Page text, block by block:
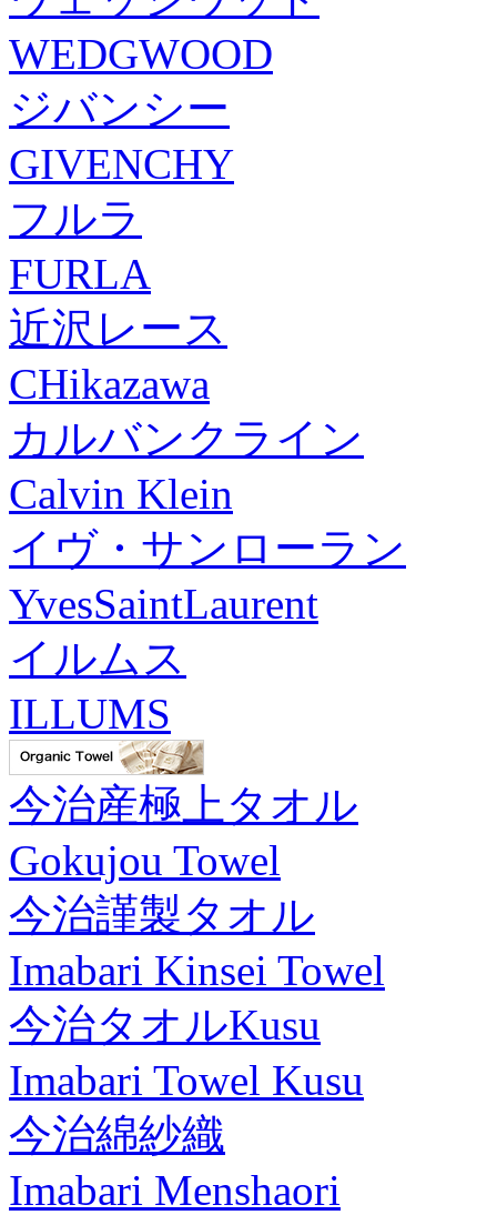
WEDGWOOD
ジバンシー
GIVENCHY
フルラ
FURLA
近沢レース
CHikazawa
カルバンクライン
Calvin Klein
イヴ・サンローラン
YvesSaintLaurent
イルムス
ILLUMS
今治産極上タオル
Gokujou Towel
今治謹製タオル
Imabari Kinsei Towel
今治タオルKusu
Imabari Towel Kusu
今治綿紗織
Imabari Menshaori